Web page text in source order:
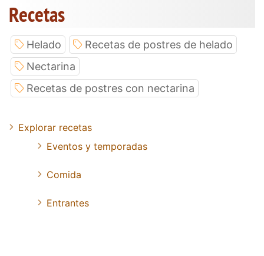
Recetas
Helado
Recetas de postres de helado
Nectarina
Recetas de postres con nectarina
Explorar recetas
Eventos y temporadas
Comida
Entrantes